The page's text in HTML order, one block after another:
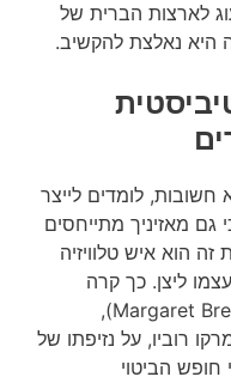
לארצות הברית של
היא נאלצת להקשיב.
לומדים לייצר
גם מאזיניך מתייחסים
הוא איש טלוויזיה
ליצן. כך קרה
למגישת CBS, מרגרט ברנן (Margaret Brennan),
רוביו, על נזיפתו של
חופש הביטוי